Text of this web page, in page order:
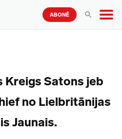
ABONĒ
Satons jeb
no Lielbritānijas
Jaunais.